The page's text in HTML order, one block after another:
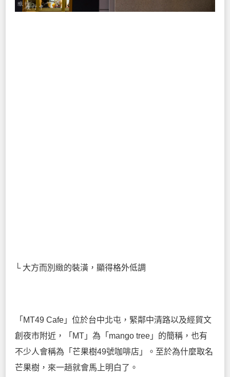
└ 大方而別緻的裝潢，顯得格外低調
「MT49 Cafe」位於台中北屯，緊鄰中清路以及經貿文
創夜市附近，「MT」為「mango tree」的簡稱，也有
不少人會稱為「芒果樹49號咖啡店」。至於為什麼取名
芒果樹，來一趟就會馬上明白了。